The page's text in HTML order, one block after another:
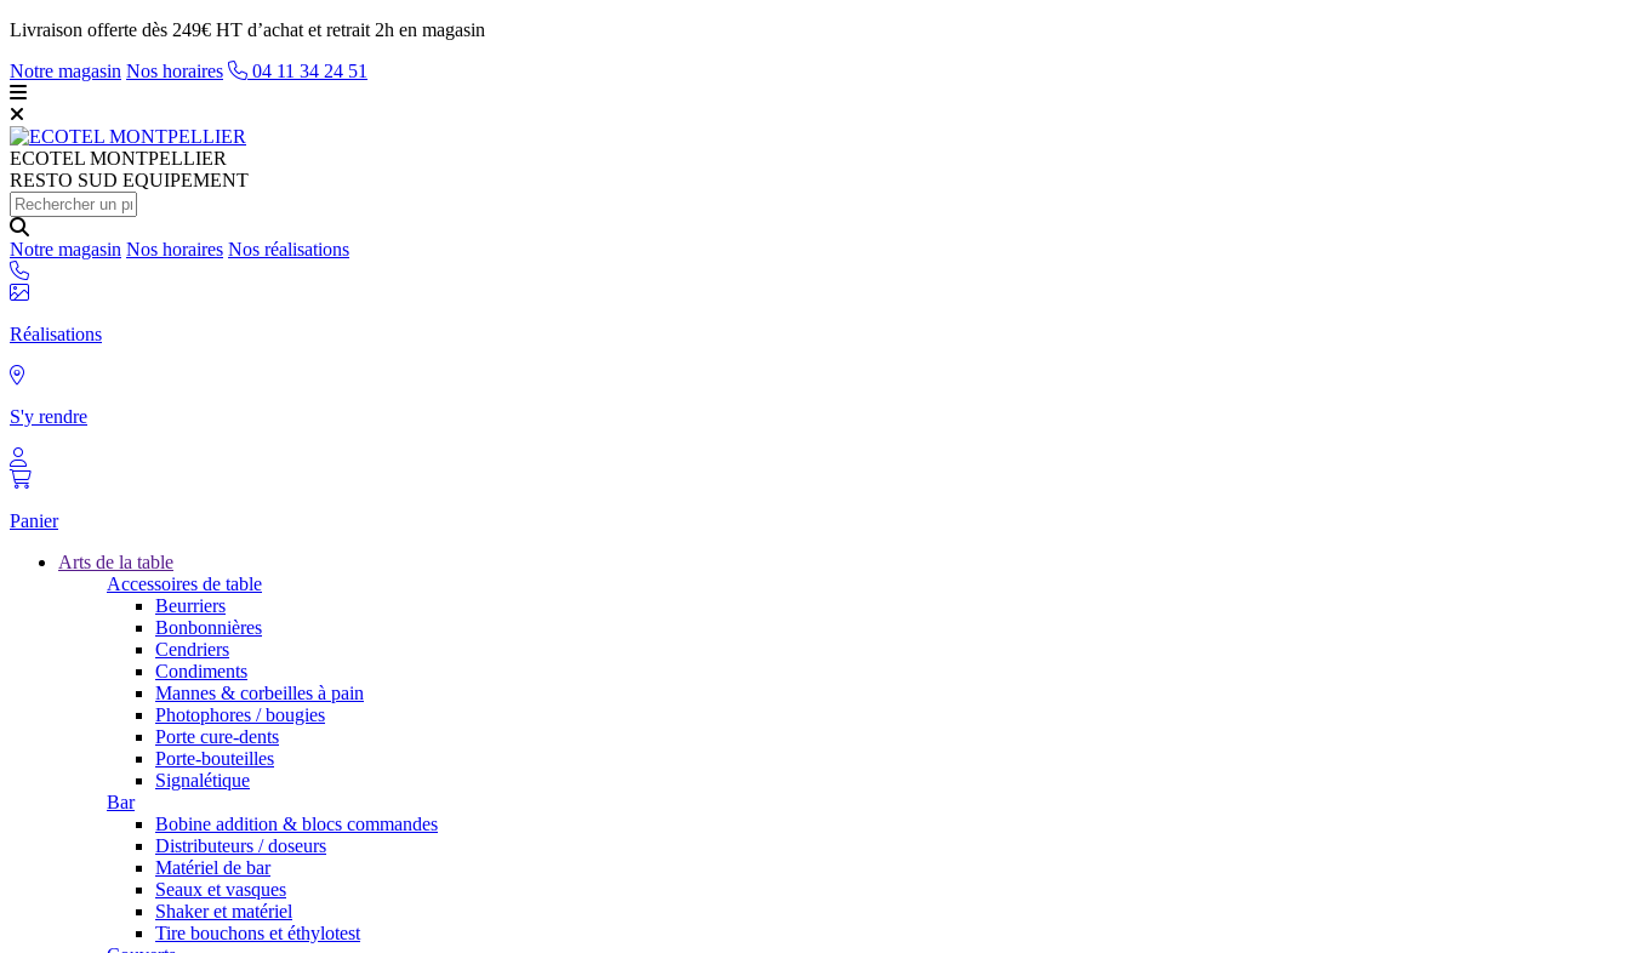
Livraison offerte dès 249€ HT d’achat et retrait 2h en magasin
Notre magasin Nos horaires 04 11 34 24 51
ECOTEL MONTPELLIER
RESTO SUD EQUIPEMENT
Notre magasin Nos horaires Nos réalisations
Réalisations
S'y rendre
Panier
Arts de la table
Accessoires de table
Beurriers
Bonbonnières
Cendriers
Condiments
Mannes & corbeilles à pain
Photophores / bougies
Porte cure-dents
Porte-bouteilles
Signalétique
Bar
Bobine addition & blocs commandes
Distributeurs / doseurs
Matériel de bar
Seaux et vasques
Shaker et matériel
Tire bouchons et éthylotest